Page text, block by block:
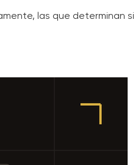
las que determinan si